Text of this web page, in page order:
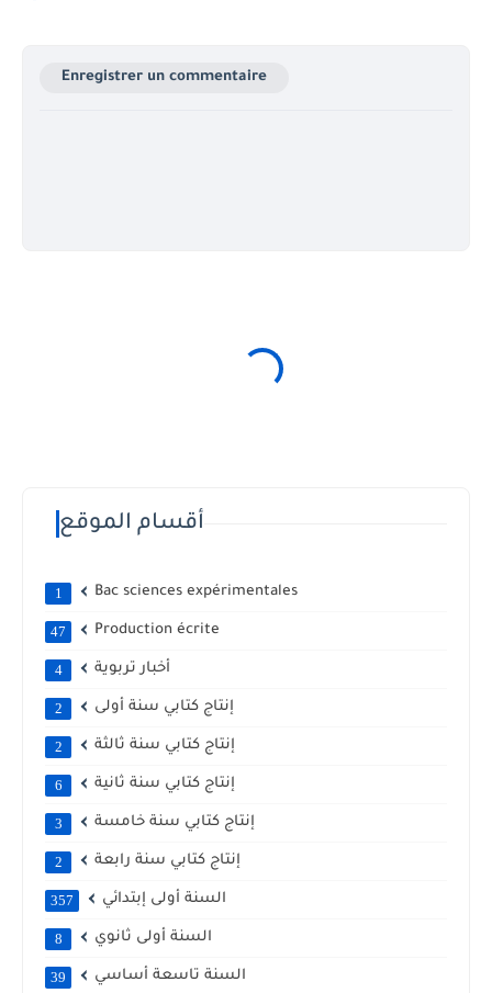
Enregistrer un commentaire
أقسام الموقع
Bac sciences expérimentales
1
Production écrite
47
أخبار تربوية 4
إنتاج كتابي سنة أولى 2
إنتاج كتابي سنة ثالثة 2
إنتاج كتابي سنة ثانية 6
إنتاج كتابي سنة خامسة 3
إنتاج كتابي سنة رابعة 2
السنة أولى إبتدائي 357
السنة أولى ثانوي 8
السنة تاسعة أساسي 39